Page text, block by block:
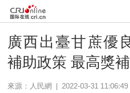
廣西出臺甘蔗優
補助政策 最高獎
來源： 人民網 | 2022-03-31 11:06:49